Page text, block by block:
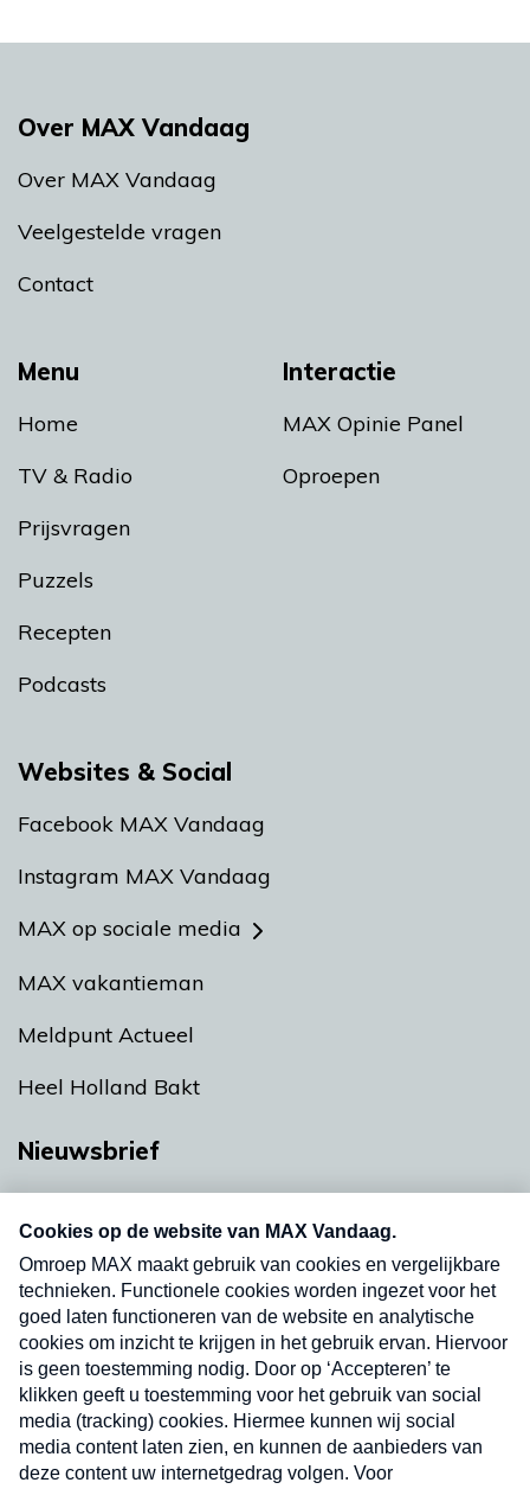
Menu
Home
TV & Radio
Prijsvragen
Puzzels
Recepten
Podcasts
Interactie
MAX Opinie Panel
Oproepen
Over MAX Vandaag
Over MAX Vandaag
Veelgestelde vragen
Contact
Websites & Social
Facebook MAX Vandaag
Instagram MAX Vandaag
MAX op sociale media
MAX vakantieman
Meldpunt Actueel
Heel Holland Bakt
Nieuwsbrief
nieuwsbrief. Elke vrijdag- en dinsdagochtend in
uw mailbox.
Verzend